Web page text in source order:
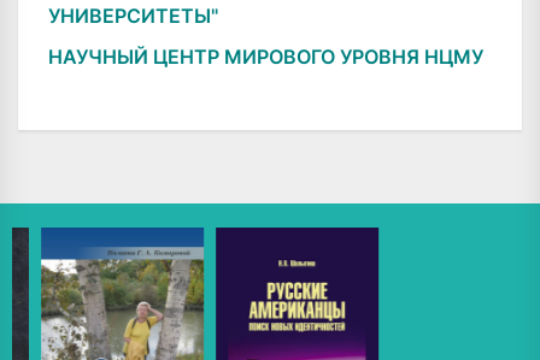
УНИВЕРСИТЕТЫ"
НАУЧНЫЙ ЦЕНТР МИРОВОГО УРОВНЯ НЦМУ